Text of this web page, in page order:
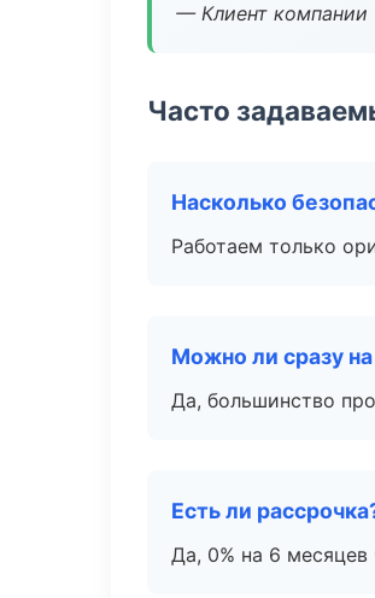
— Клиент компании
Часто
Насколько
Работаем только
Можно ли сразу
Да, большинство
Есть ли
Да, 0% на 6 месяцев